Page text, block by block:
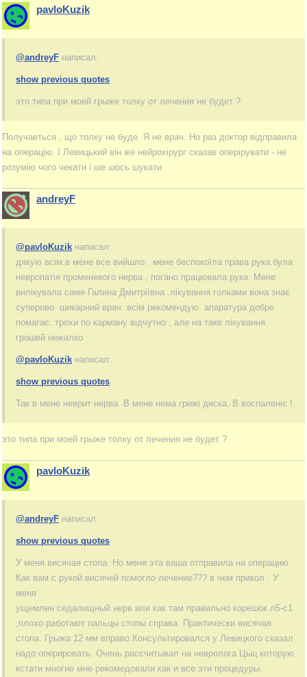
pavloKuzik
@andreyF написал:
show previous quotes
это типа при моей грыже толку от лечения не будет ?
Получаеться , що толку не буде. Я не врач. Но раз доктор відправила
на операцію. І Левицький він же нейрохірург сказав оперірувати - не
розумію чого чекати і ше шось шукати
andreyF
@pavloKuzik написал:
дякую всім.в мене все вийшло . мене беспокоїла права рука.була
невропатія променевого нерва , погано працювала рука. Мене
вилікувала саме Галина Дмитріївна .лікування голками вона знає
суперово. шикарний врач. всім рекомендую. апаратура добре
помагає. трохи по карману відчутно , але на таке лікування
грошей нежалко
@pavloKuzik написал:
show previous quotes
Так в мене неврит нерва. В мене нема грижі диска. В воспаленіє !
это типа при моей грыже толку от лечения не будет ?
pavloKuzik
@andreyF написал:
show previous quotes
У меня висячая стопа. Но меня эта ваша отправила на операцию.
Как вам с рукой висячей помогло лечение??? в чем прикол . У
меня
ущемлен седалищный нерв или как там правильно корешок л5-с1
,плохо работают пальцы стопы справа. Практически висячая
стопа. Грыжа 12 мм вправо.Консультировался у Левицкого сказал
надо оперировать. Очень рассчитывал на невролога Цыц которую
кстати многие мне рекомедовали как и все эти процедуры.